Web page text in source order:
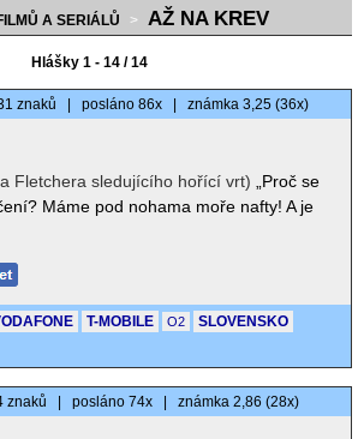
A SERIÁLŮ > AŽ NA KREV
Hlášky 1 - 14 / 14
znaků posláno 86x známka 3,25 (36x)
Fletchera sledujícího hořící vrt)
„Proč se
Máme pod nohama moře nafty! A je
T-MOBILE O2
SLOVENSKO
znaků posláno 74x známka 2,86 (28x)